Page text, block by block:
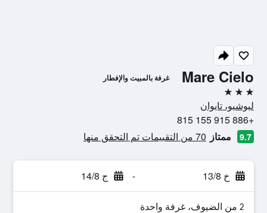
Mare Cielo غرفة بالمبيت والإفطار
3 نجوم
ليوشيو، تايوان
+886 915 155 815
9.7 ممتاز 70 من التقييمات تم التحقق منها
خ 13/8 - ج 14/8
2 من الضيوف، غرفة واحدة